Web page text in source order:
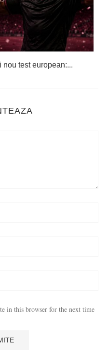
test european:...
in this browser for the next time